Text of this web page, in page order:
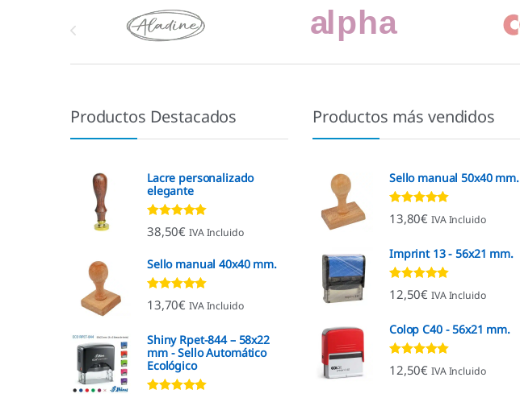
Marcas De Carrusel
Productos Destacados
Lacre personalizado
elegante
Valorado con
4.92de 5
38,50€ IVA Incluido
Sello manual 40x40 mm.
Valorado con
4.96de 5
13,70€ IVA Incluido
Shiny Rpet-844 – 58x22
mm - Sello Automático
Ecológico
Productos más vendidos
Sello manual 50x40 mm.
Valorado con
4.80de 5
13,80€ IVA Incluido
Imprint 13 - 56x21 mm.
Valorado con
4.96de 5
12,50€ IVA Incluido
Colop C40 - 56x21 mm.
Valorado con
4.88de 5
12,50€ IVA Incluido